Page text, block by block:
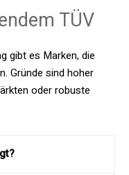
TÜV
gibt es Marken, die
Gründe sind hoher
oder robuste